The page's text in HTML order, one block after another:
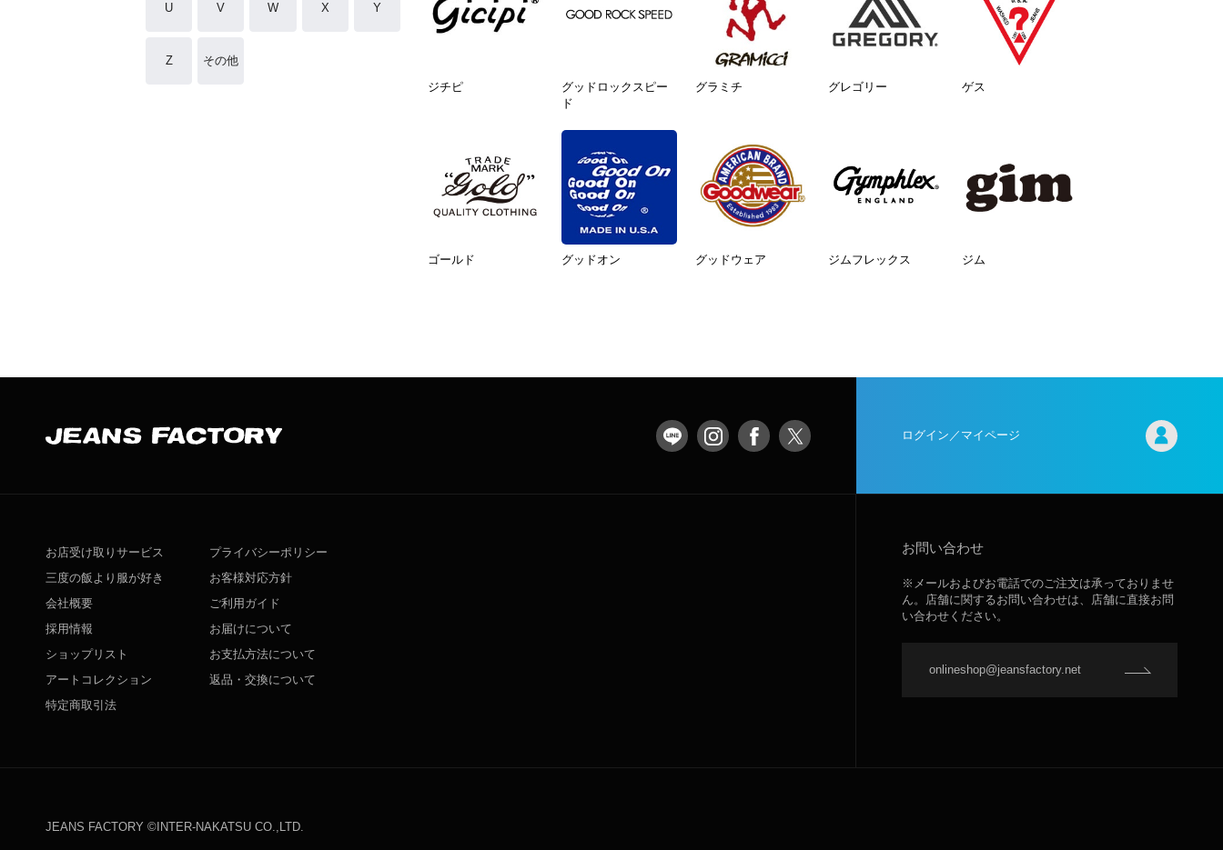
U V W X Y
Z その他
ジチピ
グッドロックスピー
ド
グラミチ グレゴリー ゲス
ゴールド グッドオン グッドウェア ジムフレックス ジム
ログイン／マイページ
お店受け取りサービス
三度の飯より服が好き
会社概要
採用情報
ショップリスト
アートコレクション
特定商取引法
プライバシーポリシー
お客様対応方針
ご利用ガイド
お届けについて
お支払方法について
返品・交換について
お問い合わせ
※メールおよびお電話でのご注文は承っておりませ
ん。店舗に関するお問い合わせは、店舗に直接お問
い合わせください。
onlineshop@jeansfactory.net
JEANS FACTORY ©INTER-NAKATSU CO.,LTD.